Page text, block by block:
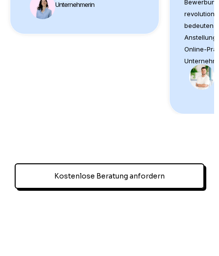
Unternehmerin
bedeuten
Online-
Kostenlose Beratung anfordern